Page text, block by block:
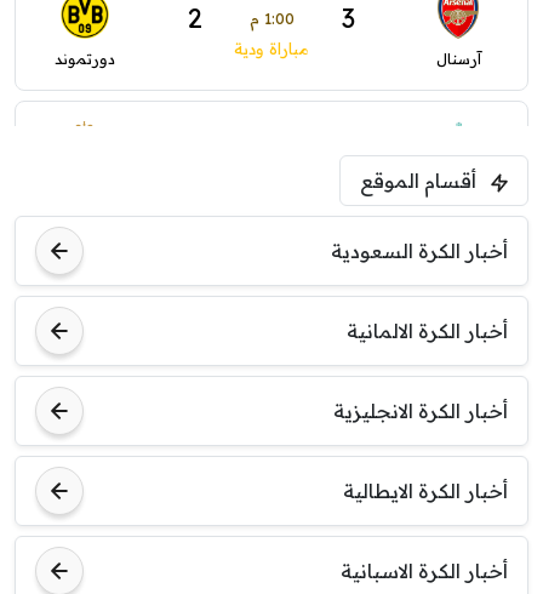
آرسنال
3 1:00 م 2
مباراة ودية دورتموند
ليفربول
0
أقسام الموقع
أخبار الكرة السعودية
أخبار الكرة الالمانية
أخبار الكرة الانجليزية
أخبار الكرة الايطالية
أخبار الكرة الاسبانية